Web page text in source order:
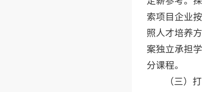
索项目企业按
照人才培养方
案独立承担学
分课程。
（三）打